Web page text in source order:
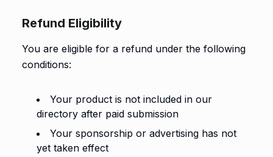
Refund Eligibility
You are eligible for a refund under the following
conditions:
Your product is not included in our
directory after paid submission
Your sponsorship or advertising has not
yet taken effect